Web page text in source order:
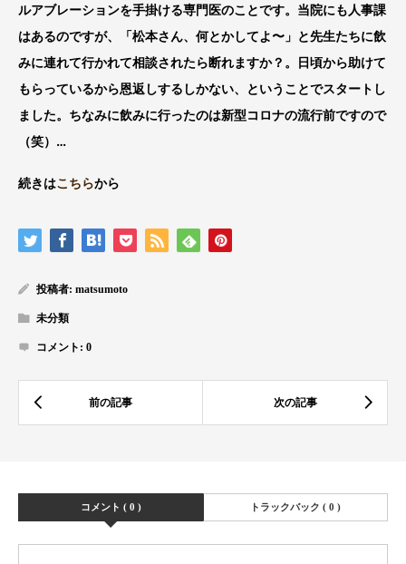
ルアブレーションを手掛ける専門医のことです。当院にも人事課
はあるのですが、「松本さん、何とかしてよ〜」と先生たちに飲
みに連れて行かれて相談されたら断れますか？。日頃から助けて
もらっているから恩返しするしかない、ということでスタートし
ました。ちなみに飲みに行ったのは新型コロナの流行前ですので
（笑）…
続きはこちらから
投稿者: matsumoto
未分類
コメント: 0
コメント ( 0 ) トラックバック ( 0 )